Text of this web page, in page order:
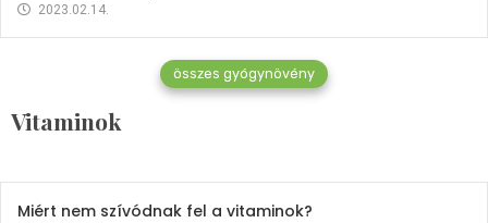
2023.02.14.
összes gyógynövény
Vitaminok
Vitaminok
Mindent a B-12 vitaminról
2023.02.27.
Miért nem szívódnak fel a vitaminok?